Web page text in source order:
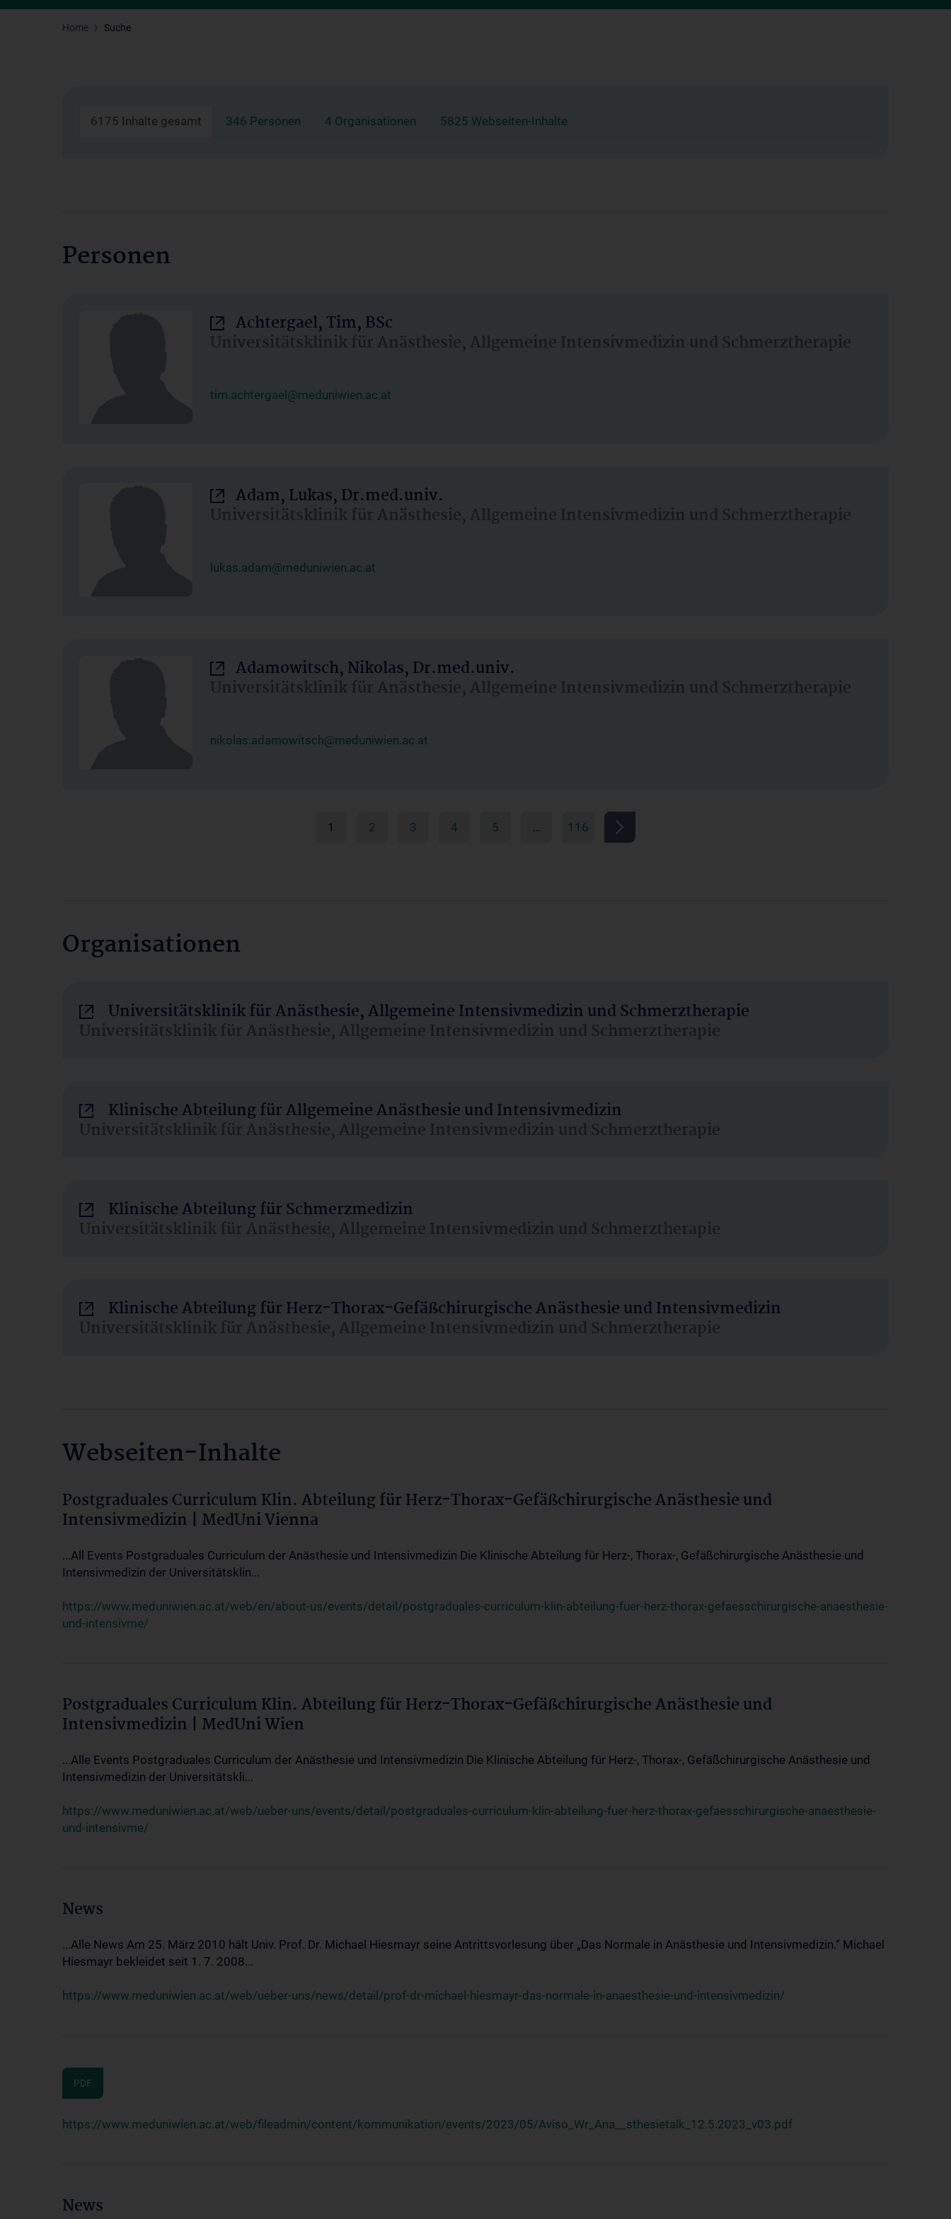
Home Suche
6175 Inhalte gesamt 346 Personen 4 Organisationen 5825 Webseiten-Inhalte
Personen
Achtergael, Tim, BSc
Universitätsklinik für Anästhesie, Allgemeine Intensivmedizin und Schmerztherapie
tim.achtergael@meduniwien.ac.at
Adam, Lukas, Dr.med.univ.
Universitätsklinik für Anästhesie, Allgemeine Intensivmedizin und Schmerztherapie
lukas.adam@meduniwien.ac.at
Adamowitsch, Nikolas, Dr.med.univ.
Universitätsklinik für Anästhesie, Allgemeine Intensivmedizin und Schmerztherapie
nikolas.adamowitsch@meduniwien.ac.at
1 2 3 4 5 … 116
Organisationen
Universitätsklinik für Anästhesie, Allgemeine Intensivmedizin und Schmerztherapie
Universitätsklinik für Anästhesie, Allgemeine Intensivmedizin und Schmerztherapie
Klinische Abteilung für Allgemeine Anästhesie und Intensivmedizin
Universitätsklinik für Anästhesie, Allgemeine Intensivmedizin und Schmerztherapie
Klinische Abteilung für Schmerzmedizin
Universitätsklinik für Anästhesie, Allgemeine Intensivmedizin und Schmerztherapie
Klinische Abteilung für Herz-Thorax-Gefäßchirurgische Anästhesie und Intensivmedizin
Universitätsklinik für Anästhesie, Allgemeine Intensivmedizin und Schmerztherapie
Webseiten-Inhalte
Postgraduales Curriculum Klin. Abteilung für Herz-Thorax-Gefäßchirurgische Anästhesie und
Intensivmedizin | MedUni Vienna
...All Events Postgraduales Curriculum der Anästhesie und Intensivmedizin Die Klinische Abteilung für Herz-, Thorax-, Gefäßchirurgische Anästhesie und
Intensivmedizin der Universitätsklin...
https://www.meduniwien.ac.at/web/en/about-us/events/detail/postgraduales-curriculum-klin-abteilung-fuer-herz-thorax-gefaesschirurgische-anaesthesie-
und-intensivme/
Postgraduales Curriculum Klin. Abteilung für Herz-Thorax-Gefäßchirurgische Anästhesie und
Intensivmedizin | MedUni Wien
...Alle Events Postgraduales Curriculum der Anästhesie und Intensivmedizin Die Klinische Abteilung für Herz-, Thorax-, Gefäßchirurgische Anästhesie und
Intensivmedizin der Universitätskli...
https://www.meduniwien.ac.at/web/ueber-uns/events/detail/postgraduales-curriculum-klin-abteilung-fuer-herz-thorax-gefaesschirurgische-anaesthesie-
und-intensivme/
News
...Alle News Am 25. März 2010 hält Univ. Prof. Dr. Michael Hiesmayr seine Antrittsvorlesung über „Das Normale in Anästhesie und Intensivmedizin.“ Michael
Hiesmayr bekleidet seit 1. 7. 2008...
https://www.meduniwien.ac.at/web/ueber-uns/news/detail/prof-dr-michael-hiesmayr-das-normale-in-anaesthesie-und-intensivmedizin/
PDF
https://www.meduniwien.ac.at/web/fileadmin/content/kommunikation/events/2023/05/Aviso_Wr_Ana__sthesietalk_12.5.2023_v03.pdf
News